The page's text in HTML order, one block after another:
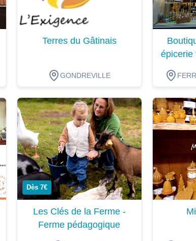
Terres du Gâtinais
GONDREVILLE
Dégustation
épicerie
Dès 7€
Les Clés de la Ferme -
Ferme pédagogique